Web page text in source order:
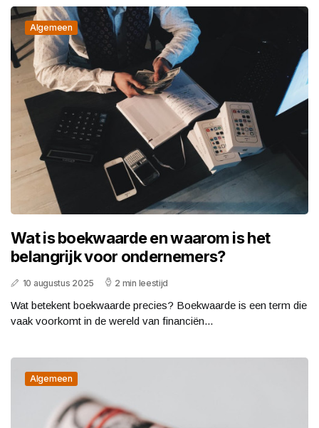
Algemeen
Wat is boekwaarde en waarom is het
belangrijk voor ondernemers?
10 augustus 2025 2 min leestijd
Wat betekent boekwaarde precies? Boekwaarde is een term die
vaak voorkomt in de wereld van financiën...
Algemeen